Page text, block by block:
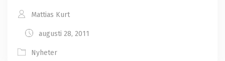
Mattias Kurt
augusti 28, 2011
Nyheter